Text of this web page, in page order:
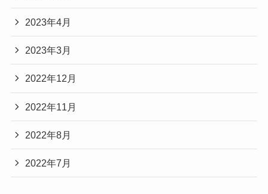
2023年4月
2023年3月
2022年12月
2022年11月
2022年8月
2022年7月